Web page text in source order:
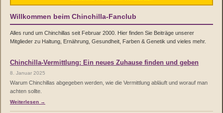
Willkommen beim Chinchilla-Fanclub
Alles rund um Chinchillas seit Februar 2000. Hier finden Sie Beiträge unserer
Mitglieder zu Haltung, Ernährung, Gesundheit, Farben & Genetik und vieles mehr.
Chinchilla-Vermittlung: Ein neues Zuhause finden und geben
8. Januar 2025
Warum Chinchillas abgegeben werden, wie die Vermittlung abläuft und worauf man
achten sollte.
Weiterlesen →